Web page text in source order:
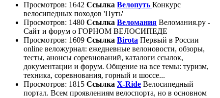
Просмотров: 1642 Ссылка Велопуть Конкурс
велосипедных походов 'Путь'
Просмотров: 1480 Ссылка Веломания Веломания.ру -
Сайт и форум о ГОРНОМ ВЕЛОСИПЕДЕ
Просмотров: 1609 Ссылка Birota Первый в России
online веложурнал: ежедневные велоновости, обзоры,
тесты, анонсы соревнований, каталоги ссылок,
документации и форум. Общение на все темы: туризм,
техника, соревнования, горный и шоссе...
Просмотров: 1815 Ссылка X-Ride Велосипедный
портал. Всем проявлениям велоспорта, но в основном